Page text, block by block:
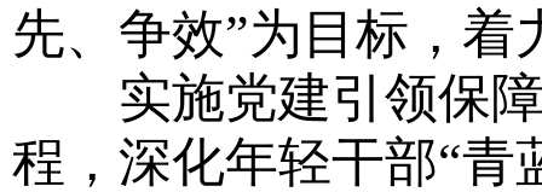
先、争效”为目标，着
实施党建引领保障
程，深化年轻干部“青